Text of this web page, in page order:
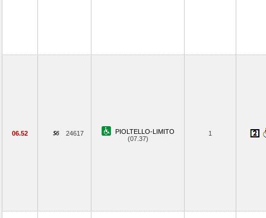
06.52 24617
PIOLTELLO-LIMITO
(07.37)
1